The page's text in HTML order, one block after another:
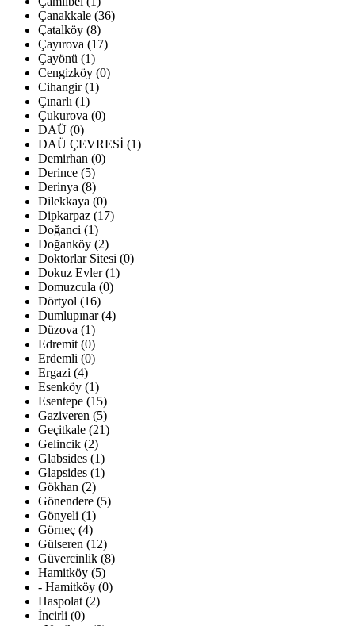
Çanakkale (36)
Çatalköy (8)
Çayırova (17)
Çayönü (1)
Cengizköy (0)
Cihangir (1)
Çınarlı (1)
Çukurova (0)
DAÜ (0)
DAÜ ÇEVRESİ (1)
Demirhan (0)
Derince (5)
Derinya (8)
Dilekkaya (0)
Dipkarpaz (17)
Doğanci (1)
Doğanköy (2)
Doktorlar Sitesi (0)
Dokuz Evler (1)
Domuzcula (0)
Dörtyol (16)
Dumlupınar (4)
Düzova (1)
Edremit (0)
Erdemli (0)
Ergazi (4)
Esenköy (1)
Esentepe (15)
Gaziveren (5)
Geçitkale (21)
Gelincik (2)
Glabsides (1)
Glapsides (1)
Gökhan (2)
Gönendere (5)
Gönyeli (1)
Görneç (4)
Gülseren (12)
Güvercinlik (8)
Hamitköy (5)
- Hamitköy (0)
Haspolat (2)
İncirli (0)